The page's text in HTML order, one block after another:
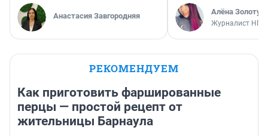
Анастасия Завгородняя Алёна
Журналист НГС
РЕКОМЕНДУЕМ
Как приготовить фаршированные
перцы — простой рецепт от
жительницы Барнаула